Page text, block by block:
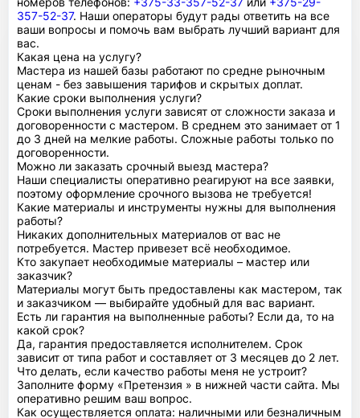
357-52-37. Наши операторы будут рады ответить на все
ваши вопросы и помочь вам выбрать лучший вариант для
вас.
Какая цена на услугу?
Мастера из нашей базы работают по средне рыночным
ценам - без завышения тарифов и скрытых доплат.
Какие сроки выполнения услуги?
Сроки выполнения услуги зависят от сложности заказа и
договоренности с мастером. В среднем это занимает от 1
до 3 дней на мелкие работы. Сложные работы только по
договоренности.
Можно ли заказать срочный выезд мастера?
Наши специалисты оперативно реагируют на все заявки,
поэтому оформление срочного вызова не требуется!
Какие материалы и инструменты нужны для выполнения
работы?
Никаких дополнительных материалов от вас не
потребуется. Мастер привезет всё необходимое.
Кто закупает необходимые материалы – мастер или
заказчик?
Материалы могут быть предоставлены как мастером, так
и заказчиком — выбирайте удобный для вас вариант.
Есть ли гарантия на выполненные работы? Если да, то на
какой срок?
Да, гарантия предоставляется исполнителем. Срок
зависит от типа работ и составляет от 3 месяцев до 2 лет.
Что делать, если качество работы меня не устроит?
Заполните форму «Претензия » в нижней части сайта. Мы
оперативно решим ваш вопрос.
Как осуществляется оплата: наличными или безналичным